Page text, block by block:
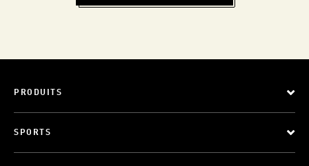
PRODUITS
SPORTS